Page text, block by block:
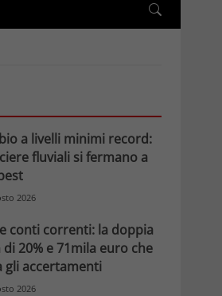
a livelli minimi record:
fluviali si fermano a
2026
conti correnti: la doppia
di 20% e 71mila euro che
gli accertamenti
2026